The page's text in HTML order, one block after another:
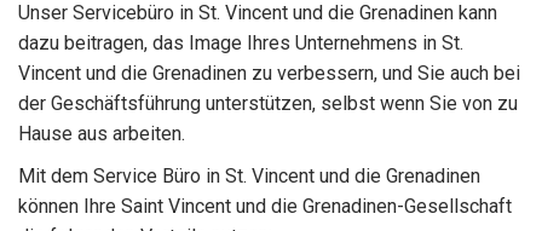
Unser Servicebüro in St. Vincent und die Grenadinen kann
dazu beitragen, das Image Ihres Unternehmens in St.
Vincent und die Grenadinen zu verbessern, und Sie auch bei
der Geschäftsführung unterstützen, selbst wenn Sie von zu
Hause aus arbeiten.
Mit dem Service Büro in St. Vincent und die Grenadinen
können Ihre Saint Vincent und die Grenadinen-Gesellschaft